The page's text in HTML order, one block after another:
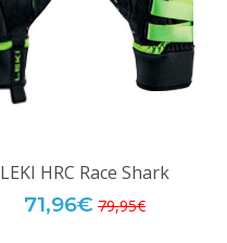
LEKI HRC Race Shark
71,96€ 79,95€